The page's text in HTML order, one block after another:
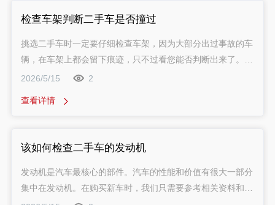
检查车架判断二手车是否撞过
挑选二手车时一定要仔细检查车架，因为大部分出过事故的车
辆，在车架上都会留下痕迹，只不过看您能否判断出来了。大
部分轿车采用“整体车身”结构，车架受到撞击变形后，在行驶
匀、不稳定；直行过程中有车轮的响动；轮胎有偏磨痕迹；制
2026/5/15 2
查看详情
该如何检查二手车的发动机
发动机是汽车最核心的部件。汽车的性能和价值有很大一部分
集中在发动机。在购买新车时，我们只需要参考相关资料和厂